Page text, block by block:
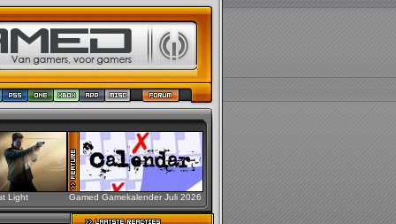
Light Gamed Gamekalender Juli 2026